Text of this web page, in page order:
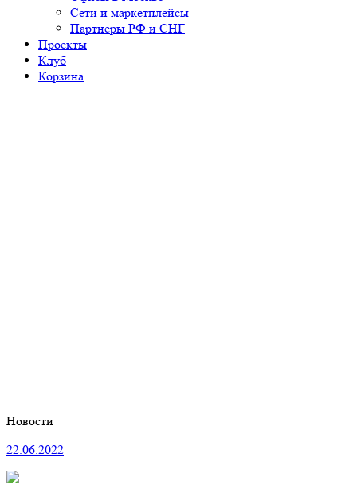
Сети и маркетплейсы
Партнеры РФ и СНГ
Проекты
Клуб
Корзина
Новости
22.06.2022